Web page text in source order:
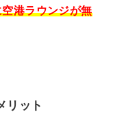
港ラウンジが無
リット